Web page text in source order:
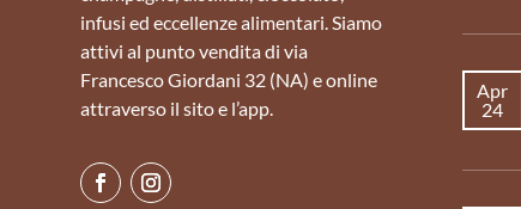
infusi ed eccellenze alimentari. Siamo
attivi al punto vendita di via
Francesco Giordani 32 (NA) e online
attraverso il sito e l’app.
Apr
24